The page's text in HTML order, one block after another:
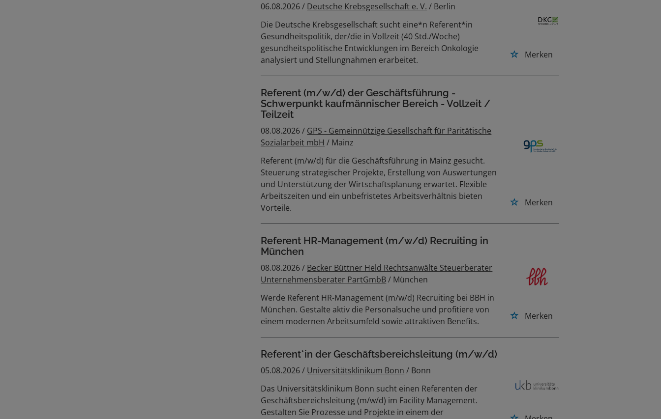
Merken
06.08.2026 / Deutsche Krebsgesellschaft e. V. / Berlin
Die Deutsche Krebsgesellschaft sucht eine*n Referent*in
Gesundheitspolitik, der/die in Vollzeit (40 Std./Woche)
gesundheitspolitische Entwicklungen im Bereich Onkologie
analysiert und Stellungnahmen erarbeitet.
Referent (m/w/d) der Geschäftsführung -
Schwerpunkt kaufmännischer Bereich - Vollzeit /
Teilzeit
Merken
08.08.2026 / GPS - Gemeinnützige Gesellschaft für Paritätische
Sozialarbeit mbH / Mainz
Referent (m/w/d) für die Geschäftsführung in Mainz gesucht.
Steuerung strategischer Projekte, Erstellung von Auswertungen
und Unterstützung der Wirtschaftsplanung erwartet. Flexible
Arbeitszeiten und ein unbefristetes Arbeitsverhältnis bieten
Vorteile.
Referent HR-Management (m/w/d) Recruiting in
München
Merken
08.08.2026 / Becker Büttner Held Rechtsanwälte Steuerberater
Unternehmensberater PartGmbB/ München
Werde Referent HR-Management (m/w/d) Recruiting bei BBH in
München. Gestalte aktiv die Personalsuche und profitiere von
einem modernen Arbeitsumfeld sowie attraktiven Benefits.
Referent*in der Geschäftsbereichsleitung (m/w/d)
05.08.2026 / Universitätsklinikum Bonn / Bonn
Das Universitätsklinikum Bonn sucht einen Referenten der
Geschäftsbereichsleitung (m/w/d) im Facility Management.
Gestalten Sie Prozesse und Projekte in einem der